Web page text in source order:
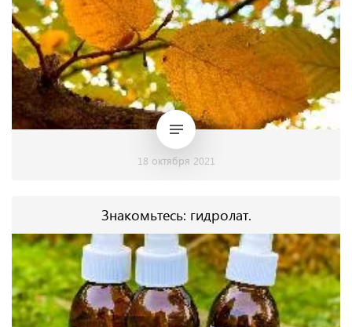
18 октября 2021
Знакомьтесь: гидролат.